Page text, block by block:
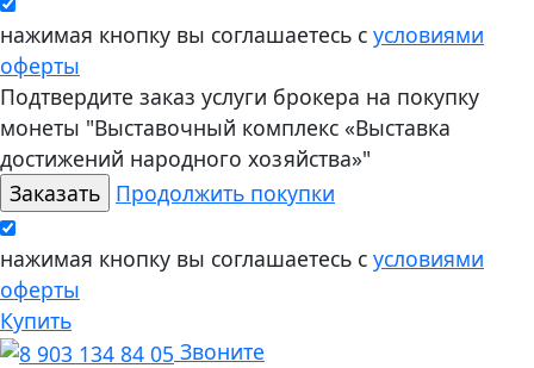
нажимая кнопку вы соглашаетесь с условиями
оферты
Подтвердите заказ услуги брокера на покупку
монеты "Выставочный комплекс «Выставка
достижений народного хозяйства»"
Продолжить покупки
нажимая кнопку вы соглашаетесь с условиями
оферты
Купить
Звоните